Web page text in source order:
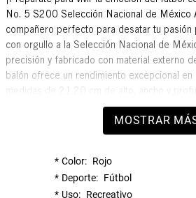
No. 5 S200 Selección Nacional de México
compañero perfecto para desatar tu
con orgullo a la Selección Nacional de
precisión y fabricado con material externo
balón ofrece un rendimiento excepcional en
gramos, este balón tiene el tamaño y el
recreativos y casuales. Su diseño tricolor
habilidades individuales o compitiendo en
este balón te proporcionará un toque suave
MOSTRAR
Color
Rojo
Deporte
Fútbol
Uso
Recreativo